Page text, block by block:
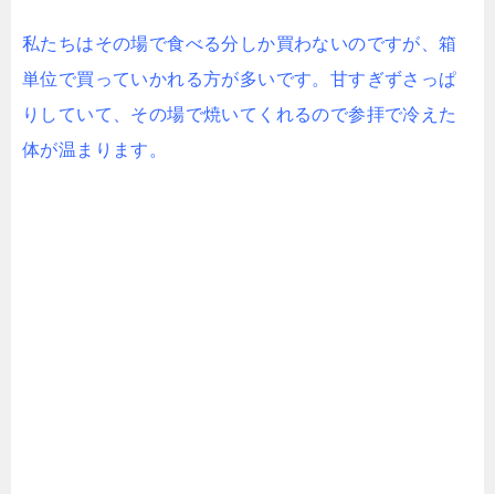
私たちはその場で食べる分しか買わないのですが、箱
単位で買っていかれる方が多いです。甘すぎずさっぱ
りしていて、その場で焼いてくれるので参拝で冷えた
体が温まります。